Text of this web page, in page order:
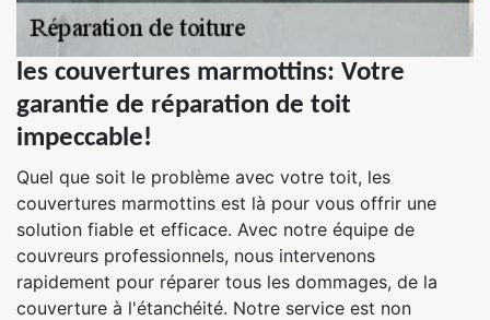
les couvertures marmottins: Votre
garantie de réparation de toit
impeccable!
Quel que soit le problème avec votre toit, les
couvertures marmottins est là pour vous offrir une
solution fiable et efficace. Avec notre équipe de
couvreurs professionnels, nous intervenons
rapidement pour réparer tous les dommages, de la
couverture à l'étanchéité. Notre service est non